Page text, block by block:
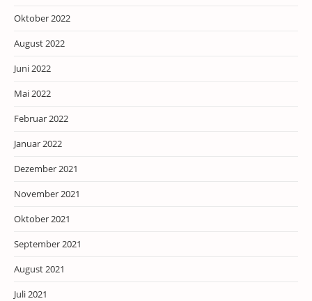
Oktober 2022
August 2022
Juni 2022
Mai 2022
Februar 2022
Januar 2022
Dezember 2021
November 2021
Oktober 2021
September 2021
August 2021
Juli 2021